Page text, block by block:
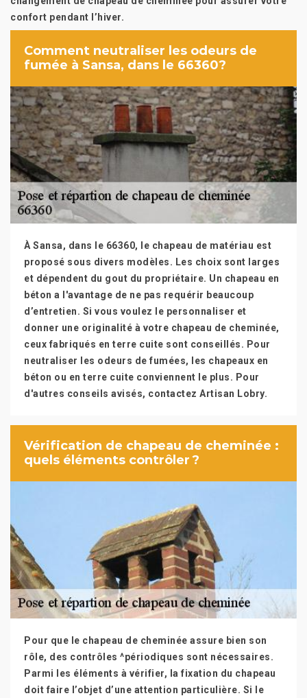
confort pendant l’hiver.
Comment neutraliser les odeurs de
fumée à Sansa, dans le 66360?
À Sansa, dans le 66360, le chapeau de matériau est
proposé sous divers modèles. Les choix sont larges
et dépendent du gout du propriétaire. Un chapeau en
béton a l'avantage de ne pas requérir beaucoup
d’entretien. Si vous voulez le personnaliser et
donner une originalité à votre chapeau de cheminée,
ceux fabriqués en terre cuite sont conseillés. Pour
neutraliser les odeurs de fumées, les chapeaux en
béton ou en terre cuite conviennent le plus. Pour
d'autres conseils avisés, contactez Artisan Lobry.
Vérification de chapeau de cheminée :
quels éléments contrôler ?
Pour que le chapeau de cheminée assure bien son
rôle, des contrôles ^périodiques sont nécessaires.
Parmi les éléments à vérifier, la fixation du chapeau
doit faire l’objet d’une attention particulière. Si le